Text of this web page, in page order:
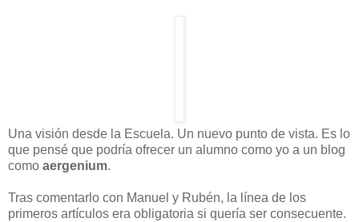
Una visión desde la Escuela. Un nuevo punto de vista. Es lo
que pensé que podría ofrecer un alumno como yo a un blog
como aergenium.
Tras comentarlo con Manuel y Rubén, la línea de los
primeros artículos era obligatoria si quería ser consecuente.